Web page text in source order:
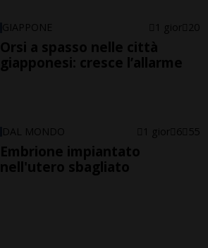
GIAPPONE 1 gior 20
Orsi a spasso nelle città
giapponesi: cresce l’allarme
DAL MONDO 1 gior 6 55
Embrione impiantato
nell'utero sbagliato